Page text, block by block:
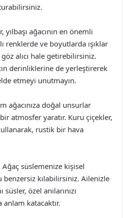
ağacının en önemli
renklerde ve boyutlarda ışıklar
alıcı hale getirebilirsiniz.
derinliklerine de yerleştirerek
etmeyi unutmayın.
ağacınıza doğal unsurlar
atmosfer yaratır. Kuru çiçekler,
rustik bir hava
süslemenize kişisel
kılabilirsiniz. Ailenizle
süsler, özel anılarınızı
anlam katacaktır.